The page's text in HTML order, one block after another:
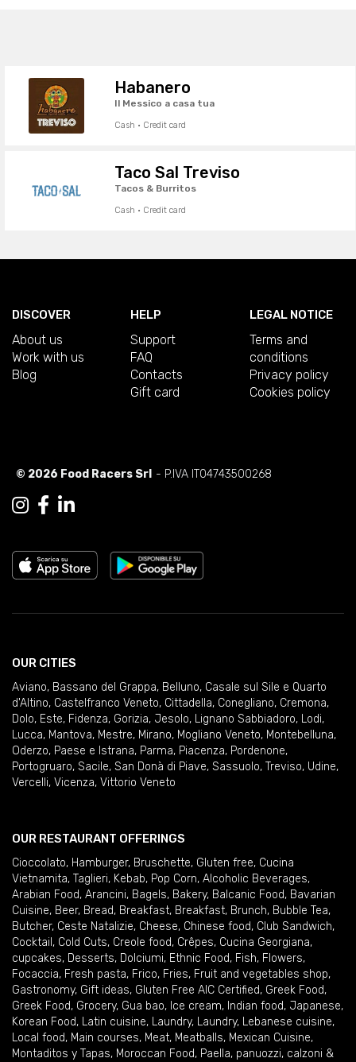
Habanero
Il Messico a casa tua
Cash · Credit card
Taco Sal Treviso
Tacos & Burritos
Cash · Credit card
DISCOVER
About us
Work with us
Blog
HELP
Support
FAQ
Contacts
Gift card
LEGAL NOTICE
Terms and
conditions
Privacy policy
Cookies policy
© 2026 Food Racers Srl - P.IVA IT04743500268
OUR CITIES
Aviano, Bassano del Grappa, Belluno, Casale sul Sile e Quarto
d'Altino, Castelfranco Veneto, Cittadella, Conegliano, Cremona,
Dolo, Este, Fidenza, Gorizia, Jesolo, Lignano Sabbiadoro, Lodi,
Lucca, Mantova, Mestre, Mirano, Mogliano Veneto, Montebelluna,
Oderzo, Paese e Istrana, Parma, Piacenza, Pordenone,
Portogruaro, Sacile, San Donà di Piave, Sassuolo, Treviso, Udine,
Vercelli, Vicenza, Vittorio Veneto
OUR RESTAURANT OFFERINGS
Cioccolato, Hamburger, Bruschette, Gluten free, Cucina
Vietnamita, Taglieri, Kebab, Pop Corn, Alcoholic Beverages,
Arabian Food, Arancini, Bagels, Bakery, Balcanic Food, Bavarian
Cuisine, Beer, Bread, Breakfast, Breakfast, Brunch, Bubble Tea,
Butcher, Ceste Natalizie, Cheese, Chinese food, Club Sandwich,
Cocktail , Cold Cuts, Creole food, Crêpes, Cucina Georgiana,
cupcakes, Desserts, Dolciumi, Ethnic Food, Fish, Flowers,
Focaccia, Fresh pasta, Frico, Fries, Fruit and vegetables shop,
Gastronomy, Gift ideas, Gluten Free AIC Certified, Greek Food,
Greek Food, Grocery, Gua bao, Ice cream, Indian food, Japanese,
Korean Food, Latin cuisine, Laundry, Laundry, Lebanese cuisine,
Local food, Main courses, Meat, Meatballs, Mexican Cuisine,
Montaditos y Tapas, Moroccan Food, Paella, panuozzi, calzoni &